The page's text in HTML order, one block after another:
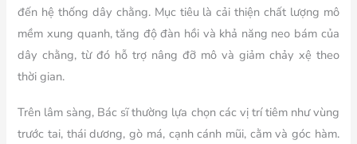
đến hệ thống dây chằng. Mục tiêu là cải thiện chất lượng mô
mềm xung quanh, tăng độ đàn hồi và khả năng neo bám của
dây chằng, từ đó hỗ trợ nâng đỡ mô và giảm chảy xệ theo
thời gian.
Trên lâm sàng, Bác sĩ thường lựa chọn các vị trí tiêm như vùng
trước tai, thái dương, gò má, cạnh cánh mũi, cằm và góc hàm.